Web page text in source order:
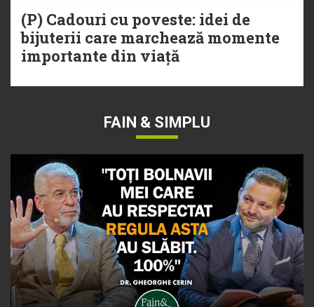
(P) Cadouri cu poveste: idei de
bijuterii care marchează momente
importante din viață
FAIN & SIMPLU